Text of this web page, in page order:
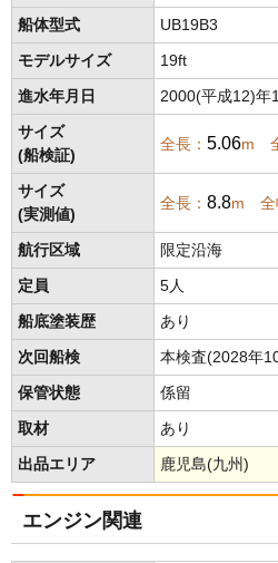
船体型式 UB19B3
モデルサイズ 19ft
進水年月日 2000(平成12)年
サイズ
(船検証)
全長： 5.06m
サイズ
(実測値)
全長： 8.8m 全
航行区域 限定沿海
定員 5人
船底塗装歴 あり
次回船検 本検査(2028年
保管状態 係留
取材 あり
出品エリア 鹿児島(九州)
エンジン関連